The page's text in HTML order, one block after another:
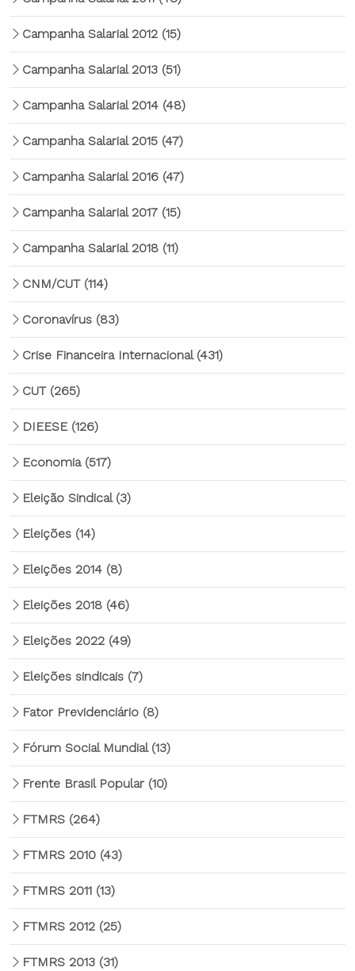
Campanha Salarial 2012 (15)
Campanha Salarial 2013 (51)
Campanha Salarial 2014 (48)
Campanha Salarial 2015 (47)
Campanha Salarial 2016 (47)
Campanha Salarial 2017 (15)
Campanha Salarial 2018 (11)
CNM/CUT (114)
Coronavírus (83)
Crise Financeira Internacional (431)
CUT (265)
DIEESE (126)
Economia (517)
Eleição Sindical (3)
Eleições (14)
Eleições 2014 (8)
Eleições 2018 (46)
Eleições 2022 (49)
Eleições sindicais (7)
Fator Previdenciário (8)
Fórum Social Mundial (13)
Frente Brasil Popular (10)
FTMRS (264)
FTMRS 2010 (43)
FTMRS 2011 (13)
FTMRS 2012 (25)
FTMRS 2013 (31)